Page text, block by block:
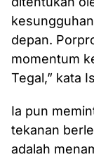
depan.
momentum
Tegal,” kata
Ia pun
tekanan
adalah